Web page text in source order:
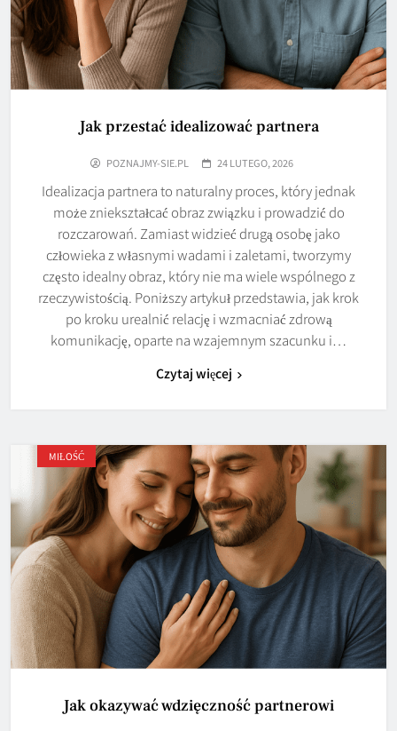
Jak przestać idealizować partnera
POZNAJMY-SIE.PL 24 LUTEGO, 2026
Idealizacja partnera to naturalny proces, który jednak
może zniekształcać obraz związku i prowadzić do
rozczarowań. Zamiast widzieć drugą osobę jako
człowieka z własnymi wadami i zaletami, tworzymy
często idealny obraz, który nie ma wiele wspólnego z
rzeczywistością. Poniższy artykuł przedstawia, jak krok
po kroku urealnić relację i wzmacniać zdrową
komunikację, oparte na wzajemnym szacunku i…
Czytaj więcej
MIŁOŚĆ
Jak okazywać wdzięczność partnerowi